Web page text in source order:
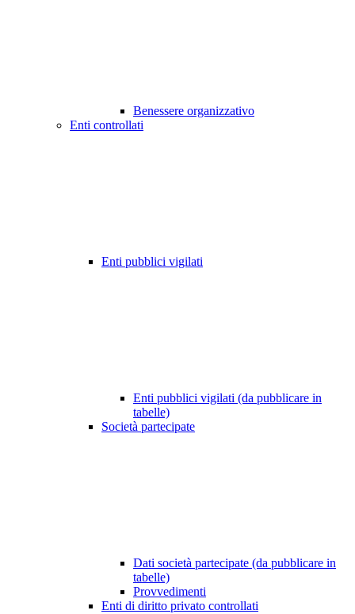
Benessere organizzativo
Enti controllati
Enti pubblici vigilati
Enti pubblici vigilati (da pubblicare in
tabelle)
Società partecipate
Dati società partecipate (da pubblicare in
tabelle)
Provvedimenti
Enti di diritto privato controllati